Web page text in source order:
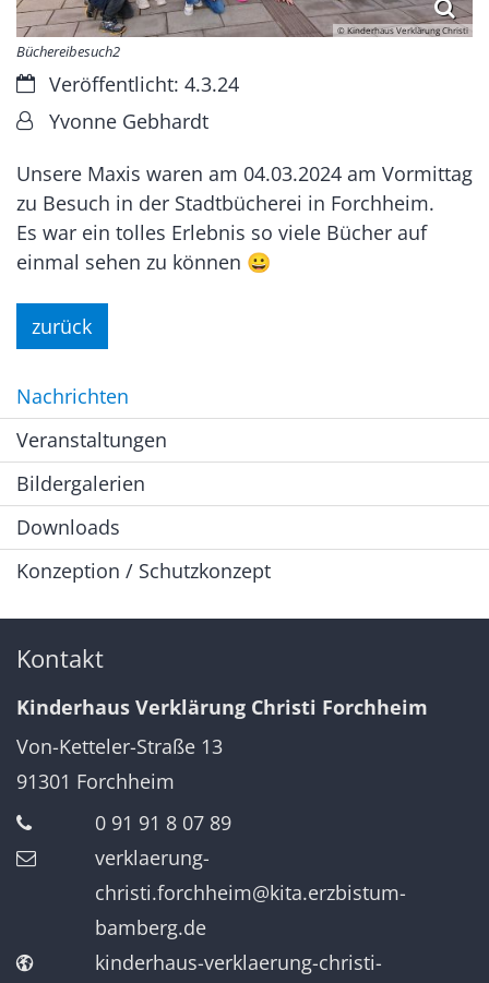
© Kinderhaus Verklärung Christi
Büchereibesuch2
Datum:Veröffentlicht: 4.3.24
Von:Yvonne Gebhardt
Unsere Maxis waren am 04.03.2024 am Vormittag
zu Besuch in der Stadtbücherei in Forchheim.
Es war ein tolles Erlebnis so viele Bücher auf
einmal sehen zu können 😀
zurück
Nachrichten
Veranstaltungen
Bildergalerien
Downloads
Konzeption / Schutzkonzept
Kontakt
Kinderhaus Verklärung Christi Forchheim
Von-Ketteler-Straße 13
91301 Forchheim
0 91 91 8 07 89
verklaerung-
christi.forchheim@kita.erzbistum-
bamberg.de
kinderhaus-verklaerung-christi-